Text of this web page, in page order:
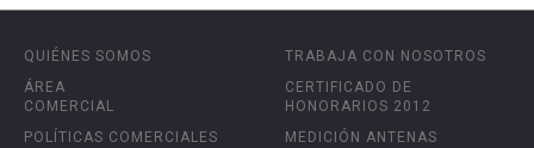
QUIÉNES SOMOS
ÁREA
COMERCIAL
POLÍTICAS COMERCIALES
TRABAJA CON NOSOTROS
CERTIFICADO DE
HONORARIOS 2012
MEDICIÓN ANTENAS